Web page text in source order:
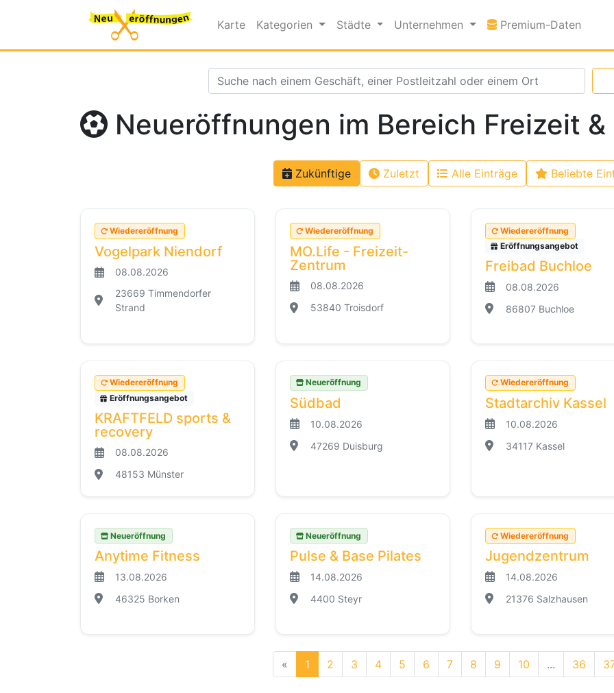
Karte Kategorien Städte Unternehmen Premium-Daten
Neueröffnungen im Bereich Freizeit
Zukünftige Zuletzt Alle Einträge Beliebte
Wiedereröffnung
Vogelpark Niendorf
08.08.2026
23669 Timmendorfer
Strand
Wiedereröffnung
MO.Life - Freizeit-
Zentrum
08.08.2026
53840 Troisdorf
Wiedereröffnung
Eröffnungsangebot
Freibad Buchloe
08.08.2026
86807 Buchloe
Wiedereröffnung
Eröffnungsangebot
KRAFTFELD sports &
recovery
08.08.2026
48153 Münster
Neueröffnung
Südbad
10.08.2026
47269 Duisburg
Wiedereröffnung
Stadtarchiv Kassel
10.08.2026
34117 Kassel
Neueröffnung
Anytime Fitness
13.08.2026
46325 Borken
Neueröffnung
Pulse & Base Pilates
14.08.2026
4400 Steyr
Wiedereröffnung
Jugendzentrum
14.08.2026
21376 Salzhausen
« 1 2 3 4 5 6 7 8 9 10 ... 36